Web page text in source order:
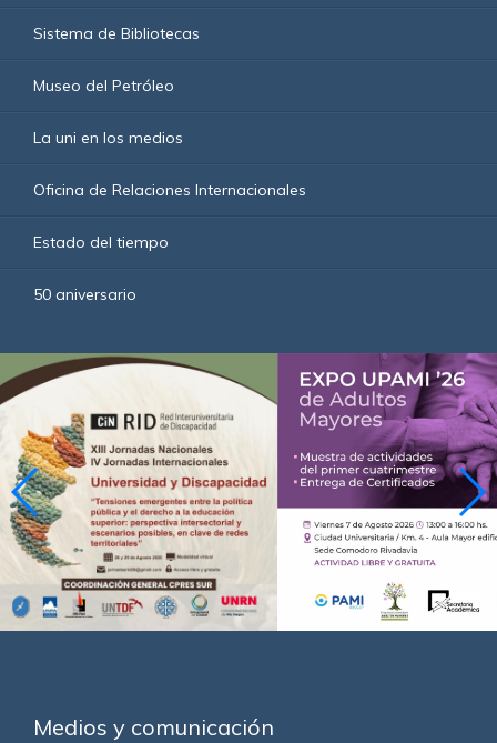
Sistema de Bibliotecas
Museo del Petróleo
La uni en los medios
Oficina de Relaciones Internacionales
Estado del tiempo
50 aniversario
Medios y comunicación